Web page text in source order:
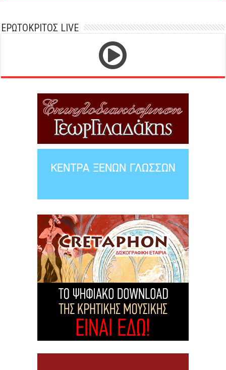
ΕΡΩΤΟΚΡΙΤΟΣ LIVE